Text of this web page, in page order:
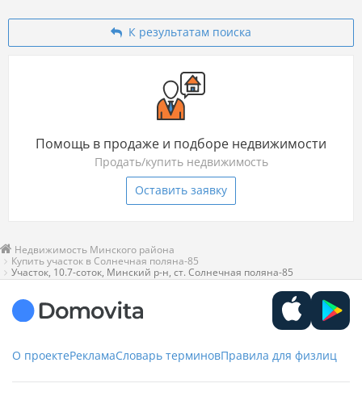
К результатам поиска
Помощь в продаже и подборе недвижимости
Продать/купить недвижимость
Оставить заявку
Недвижимость Минского района
Купить участок в Солнечная поляна-85
Участок, 10.7-соток, Минский р-н, ст. Солнечная поляна-85
О проектеРекламаСловарь терминовПравила для физлиц